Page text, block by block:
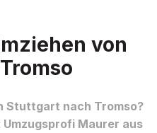
von
Stuttgart nach Tromso?
Maurer aus